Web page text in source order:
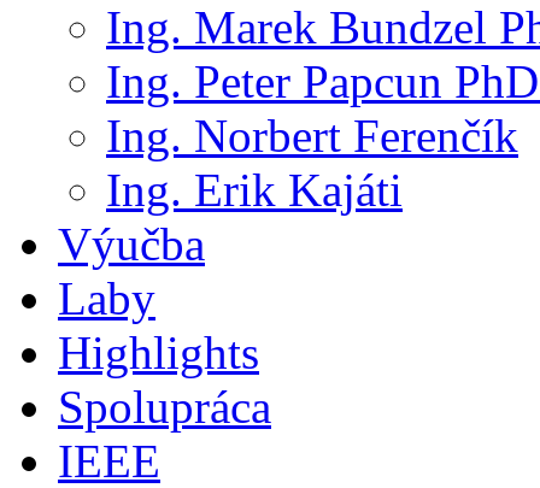
Ing. Marek Bundzel
Ing. Peter Papcun
Ing. Norbert Ferenčík
Ing. Erik Kajáti
Výučba
Laby
Highlights
Spolupráca
IEEE